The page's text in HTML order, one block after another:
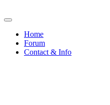
Home
Forum
Contact & Info